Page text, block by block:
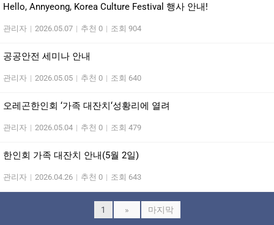
Hello, Annyeong, Korea Culture Festival 행사 안내!
관리자 | 2026.05.07 | 추천 0 | 조회 904
공공안전 세미나 안내
관리자 | 2026.05.05 | 추천 0 | 조회 640
오레곤한인회 ‘가족 대잔치‘성황리에 열려
관리자 | 2026.05.04 | 추천 0 | 조회 479
한인회 가족 대잔치 안내(5월 2일)
관리자 | 2026.04.26 | 추천 0 | 조회 643
1 » 마지막